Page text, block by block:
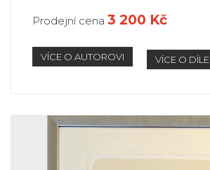
Prodejní cena 3 200 Kč
VÍCE O AUTOROVI VÍCE O DÍLE